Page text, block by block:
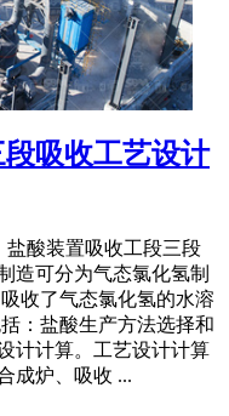
吸收工艺设计
盐酸装置吸收工段三段
造可分为气态氯化氢制
收了气态氯化氢的水溶
：盐酸生产方法选择和
计计算。工艺设计计算
成炉、吸收 ...